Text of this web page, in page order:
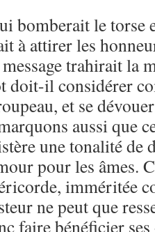
bomberait le torse
à attirer les
trahirait la
doit-il considérer
et se
aussi que
une tonalité de
pour les âmes.
imméritée
ne peut que
faire bénéficier